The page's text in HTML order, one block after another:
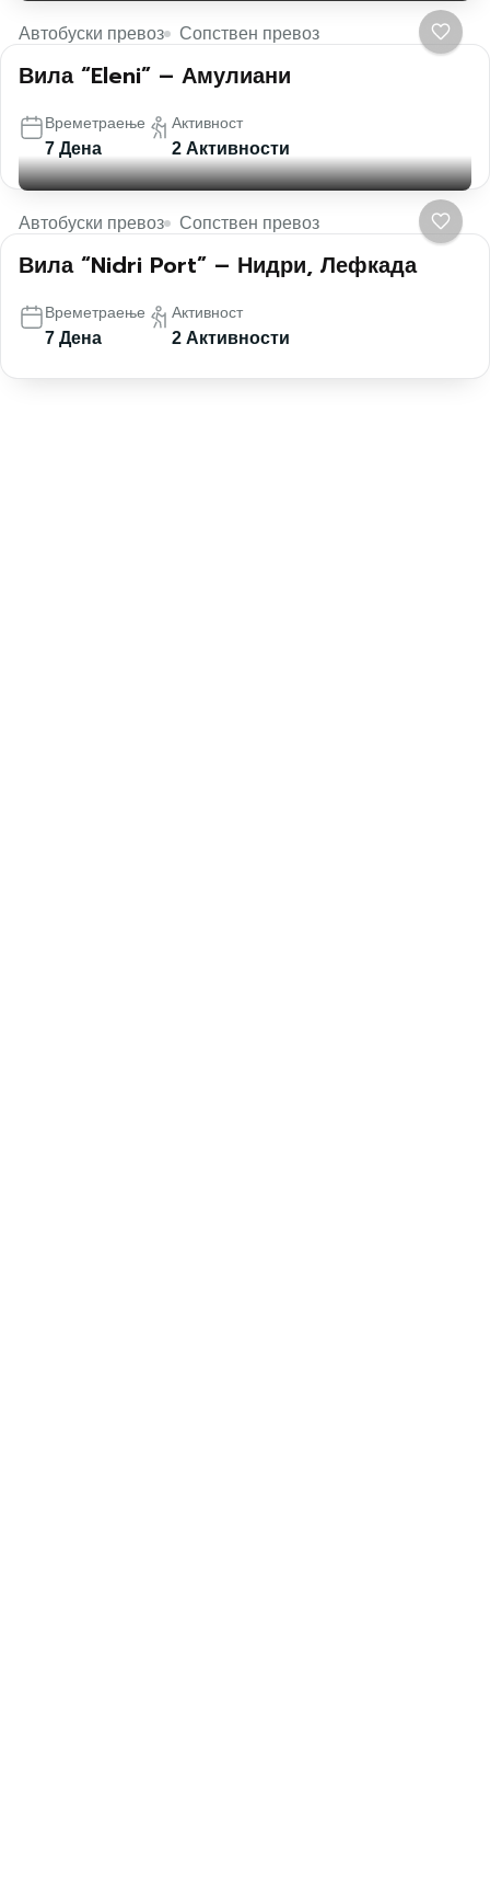
Автобуски превоз Сопствен превоз
Вила “Eleni” – Амулиани
Времетраење
7 Дена
Активност
2 Активности
Автобуски превоз Сопствен превоз
Вила “Nidri Port” – Нидри, Лефкада
Времетраење
7 Дена
Активност
2 Активности